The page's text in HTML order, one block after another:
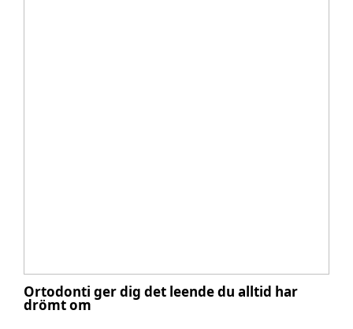
Ortodonti ger dig det leende du alltid har
drömt om